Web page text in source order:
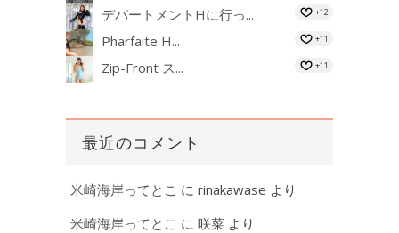
デパートメントHに行っ... +12
Pharfaite H... +11
Zip-Front ス... +11
最近のコメント
米崎海岸ってとこ に rinakawase より
米崎海岸ってとこ に 咲菜 より